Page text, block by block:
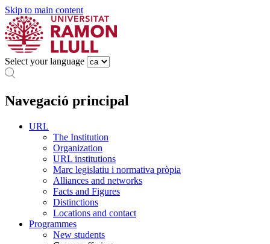
Skip to main content
Select your language
Navegació principal
URL
The Institution
Organization
URL institutions
Marc legislatiu i normativa pròpia
Alliances and networks
Facts and Figures
Distinctions
Locations and contact
Programmes
New students